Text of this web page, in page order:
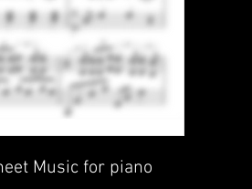
Music for piano